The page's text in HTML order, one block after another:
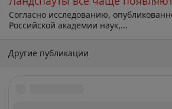
Согласно исследованию,
Российской академии наук,...
Другие публикации